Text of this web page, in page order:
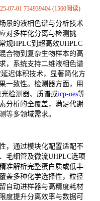
07-01 734939404 (1560阅读)
景的液相色谱与分析技术
对多样化分离与检测挑
规HPLC到超高效UHPLC
合物到复杂生物样本的高
，系统支持二维液相色谱
迟体积技术，显著简化方
一致性。检测器方面，用
检测器、质谱或icp-oes等
分析的全覆盖，满足代谢
等多领域需求。
，通过模块化配置适配不
毛细管及微流UHPLC选项
准解析完整蛋白质或低丰
盖多种化学选择性，粒径
自动进样器与高精度耗材
度提升分离效率与数据可